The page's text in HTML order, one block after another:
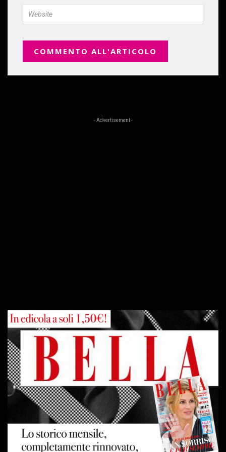
- Advertisement -